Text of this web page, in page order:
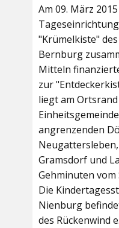
Am 09. März
"Krümelkiste" des
Bernburg
Mitteln
zur
liegt am
angrenzenden
Gramsdorf und
Gehminuten
Die
Nienburg
des Rückenwind